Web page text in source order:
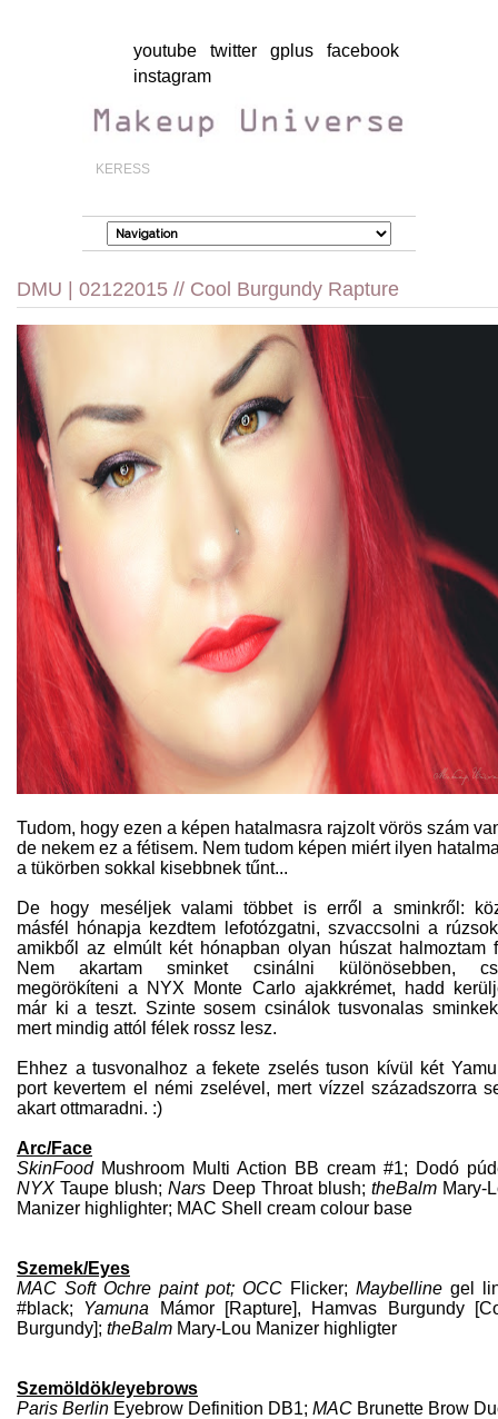
youtube twitter gplus
facebook
instagram
DMU | 02122015 // Cool Burgundy Rapture
Tudom, hogy ezen a képen hatalmasra rajzolt vörös szám
de nekem ez a fétisem. Nem tudom képen miért ilyen
a tükörben sokkal kisebbnek tűnt...
De hogy meséljek valami többet is erről a sminkről:
másfél hónapja kezdtem lefotózgatni, szvaccsolni a
amikből az elmúlt két hónapban olyan húszat halmoztam
Nem akartam sminket csinálni különösebben,
megörökíteni a NYX Monte Carlo ajakkrémet, hadd
már ki a teszt. Szinte sosem csinálok tusvonalas
mert mindig attól félek rossz lesz.
Ehhez a tusvonalhoz a fekete zselés tuson kívül két
port kevertem el némi zselével, mert vízzel századszorra
akart ottmaradni. :)
Arc/Face
SkinFoodMushroom Multi Action BB cream #1; Dodó
NYX Taupe blush;Nars Deep Throat blush; theBalmMary-
Manizer highlighter; MAC Shell cream colour base
Szemek/Eyes
MAC Soft Ochre paint pot; OCC Flicker; Maybelline gel
#black; Yamuna Mámor [Rapture], Hamvas Burgundy
Burgundy]; theBalm Mary-Lou Manizer highligter
Szemöldök/eyebrows
Paris Berlin Eyebrow Definition DB1; MAC Brunette Brow